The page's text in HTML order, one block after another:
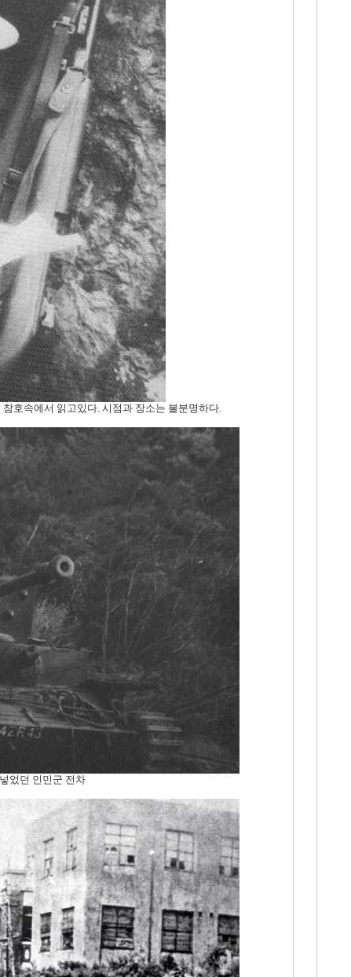
호속에서 읽고있다. 시점과 장소는 불분명하다.
었던 인민군 전차